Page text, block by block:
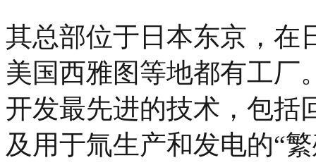
其总部位于日本东京，在
美国西雅图等地都有工厂
开发最先进的技术，包括
及用于氚生产和发电的“